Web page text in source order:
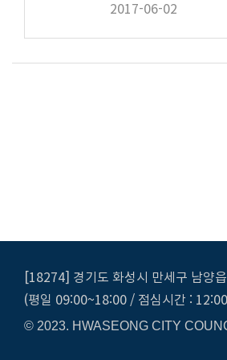
2017-06-02
[18274] 경기도 화성시 만세구 남양
(평일 09:00~18:00 / 점심시간 :
© 2023. HWASEONG CITY